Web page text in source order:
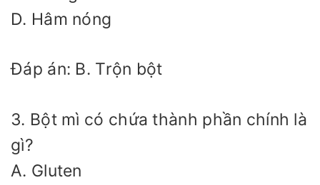
D. Hâm nóng
Đáp án: B. Trộn bột
3. Bột mì có chứa thành phần chính là
gì?
A. Gluten